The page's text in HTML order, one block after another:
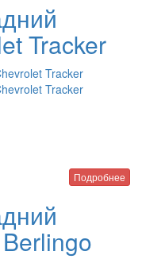
Tracker
Подробнее